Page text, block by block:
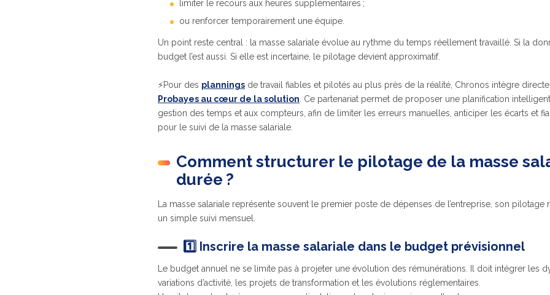
limiter le recours aux heures supplémentaires ;
ou renforcer temporairement une équipe.
Un point reste central : la masse salariale évolue au rythme du temps réellement travaillé. Si la
budget l’est aussi. Si elle est incertaine, le pilotage devient approximatif.
⚡Pour des plannings de travail fiables et pilotés au plus près de la réalité, Chronos intègre
Probayes au cœur de la solution . Ce partenariat permet de proposer une planification
gestion des temps et aux compteurs, afin de limiter les erreurs manuelles, anticiper les écarts et
pour le suivi de la masse salariale.
Comment structurer le pilotage de la masse
durée ?
La masse salariale représente souvent le premier poste de dépenses de l’entreprise, son
un simple suivi mensuel.
1️⃣ Inscrire la masse salariale dans le budget prévisionnel
Le budget annuel ne se limite pas à projeter une évolution des rémunérations. Il doit intégrer les
variations d’activité, les projets de transformation et les évolutions réglementaires.